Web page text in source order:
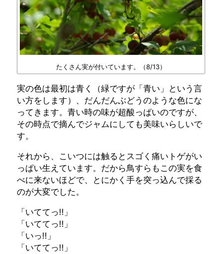
たくさん実が付いています。（8/13）
実の色は最初は青く（緑ですが「青い」という言
い方をします）、だんだんぶどうのような色にな
ってきます。青い時の味が超酸っぱいのですが、
その時点で摘んでジャムにしても美味いらしいで
す。
それから、こいつには触るとスゴく痛いトゲがい
っぱい生えています。だから鳥すらもこの実を食
べに来ないほどで、とにかく手を突っ込んで採る
のが大変でした。
「いててっ!!」
「いててっ!!」
「いっ!!」
「いててっ!!」